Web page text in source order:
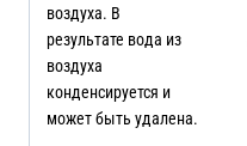
воздуха. В
результате вода из
воздуха
конденсируется и
может быть удалена.